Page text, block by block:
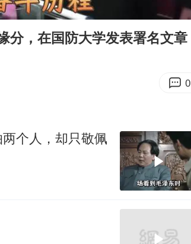
有文化
不行
是伪造的
分，在国防大学发表署名文章
0
个人，却只敬佩